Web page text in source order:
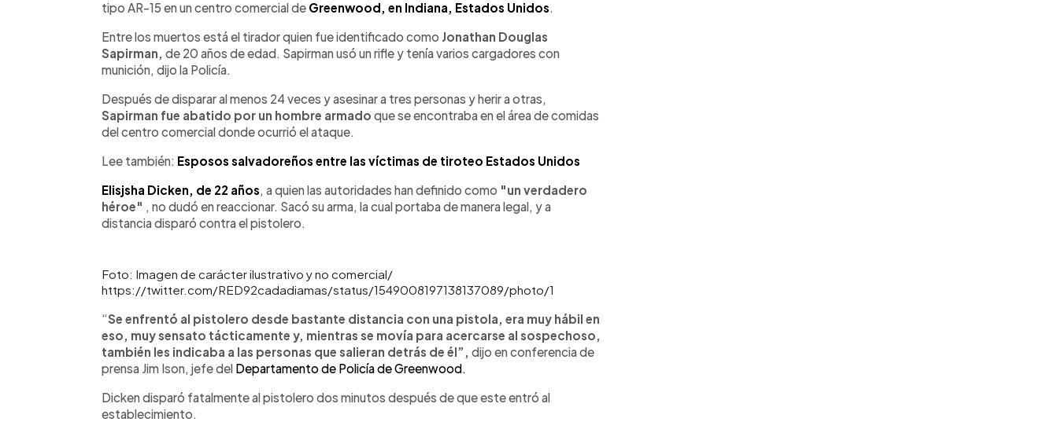
tipo AR-15 en un centro comercial de Greenwood, en Indiana, Estados Unidos.
Entre los muertos está el tirador quien fue identificado como Jonathan Douglas
Sapirman, de 20 años de edad. Sapirman usó un rifle y tenía varios cargadores con
munición, dijo la Policía.
Después de disparar al menos 24 veces y asesinar a tres personas y herir a otras,
Sapirman fue abatido por un hombre armado que se encontraba en el área de comidas
del centro comercial donde ocurrió el ataque.
Lee también: Esposos salvadoreños entre las víctimas de tiroteo Estados Unidos
Elisjsha Dicken, de 22 años, a quien las autoridades han definido como "un verdadero
héroe" , no dudó en reaccionar. Sacó su arma, la cual portaba de manera legal, y a
distancia disparó contra el pistolero.
Foto: Imagen de carácter ilustrativo y no comercial/
https://twitter.com/RED92cadadiamas/status/1549008197138137089/photo/1
“Se enfrentó al pistolero desde bastante distancia con una pistola, era muy hábil en
eso, muy sensato tácticamente y, mientras se movía para acercarse al sospechoso,
también les indicaba a las personas que salieran detrás de él”, dijo en conferencia de
prensa Jim Ison, jefe del Departamento de Policía de Greenwood.
Dicken disparó fatalmente al pistolero dos minutos después de que este entró al
establecimiento.